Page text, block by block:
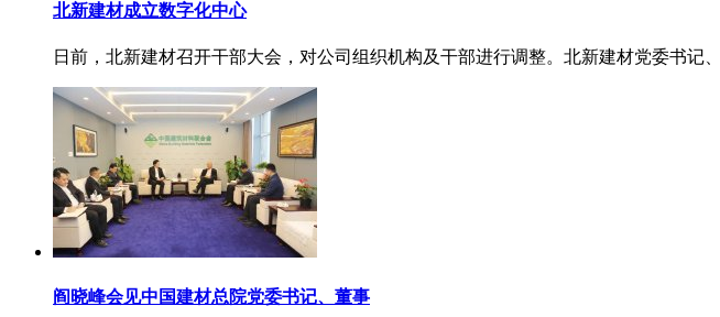
北新建材成立数字化中心
日前，北新建材召开干部大会，对公司组织机构及干部进行调整。北新建材党委书
阎晓峰会见中国建材总院党委书记、董事